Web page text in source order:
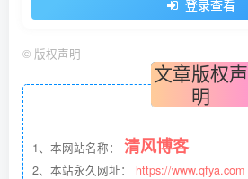
登录查看
© 版权声明
文章版权声
明
1、本网站名称： 清风博客
2、本站永久网址： https://www.qfya.com